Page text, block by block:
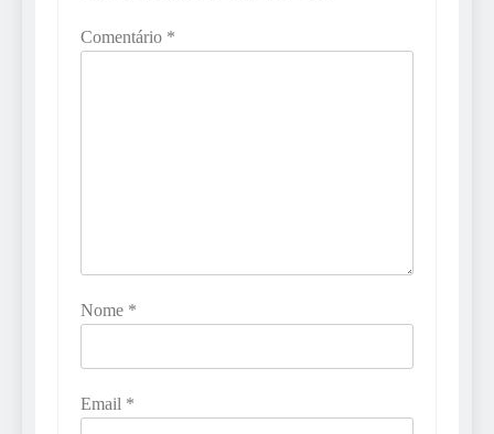
Comentário *
Nome *
Email *